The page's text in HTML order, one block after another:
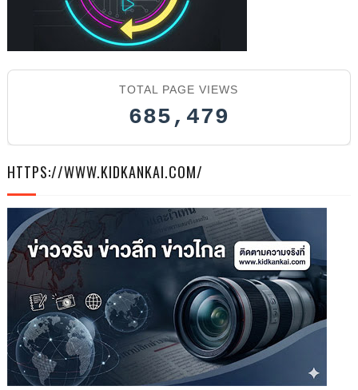
TOTAL PAGE VIEWS
685,479
HTTPS://WWW.KIDKANKAI.COM/